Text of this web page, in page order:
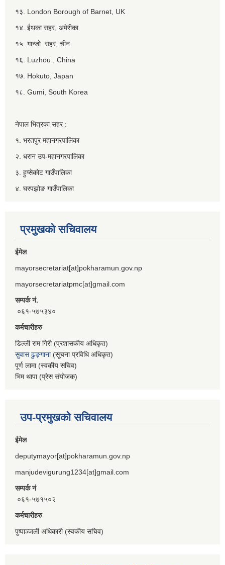
१३. London Borough of Barnet, UK
१४. ईथका सहर, अमेरीका
१५. गान्जो सहर, चीन
१६. Luzhou , China
१७. Hokuto, Japan
१८. Gumi, South Korea
नेपाल भित्रका सहर :
१. भरतपुर महानगरपालिका
२. धरान उप-महानगरपालिका
३. हुप्सेकोट गाउँपालिका
४. घरपझोङ गाउँपालिका
प्रमुखको सचिवालय
ईमेल
mayorsecretariat[at]pokharamun.gov.np
mayorsecretariatpmc[at]gmail.com
सम्पर्क नं.
०६१-५७५३४०
कर्मचारीहरु
डिल्ली राम गिरी (प्रशासकीय अधिकृत)
सुवास ढुङ्गाना(सूचना प्रविधि अधिकृत)
पूर्ण लामा (स्वकीय सचिव)
भिम थापा (प्रेस संयोजक)
उप-प्रमुखको सचिवालय
ईमेल
deputymayor[at]pokharamun.gov.np
manjudevigurung1234[at]gmail.com
सम्पर्क नं
०६१-५७१५०२
कर्मचारीहरु
पुष्पाञ्जली अधिकारी (स्वकीय सचिव)